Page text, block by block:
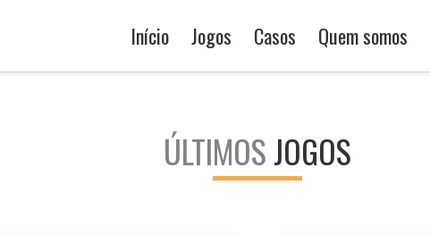
Início Jogos Casos Quem somos
ÚLTIMOSJOGOS